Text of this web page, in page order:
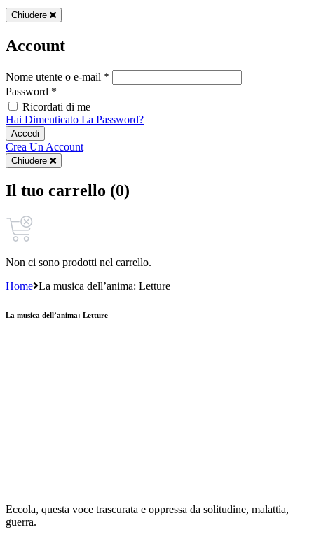
Chiudere
Account
Nome utente o e-mail *
Password *
Ricordati di me
Hai Dimenticato La Password?
Accedi
Crea Un Account
Chiudere
Il tuo carrello (0)
Non ci sono prodotti nel carrello.
Home La musica dell’anima: Letture
La musica dell’anima: Letture
Eccola, questa voce trascurata e oppressa da solitudine, malattia,
guerra.